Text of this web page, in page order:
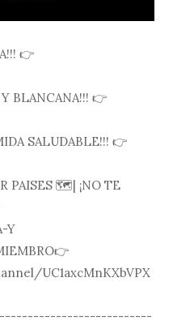
👉
Y BLANCANA!!! 👉
SALUDABLE!!! 👉
PAISES 🗺| ¡NO TE
Y
UC1axcMnKXbVPX